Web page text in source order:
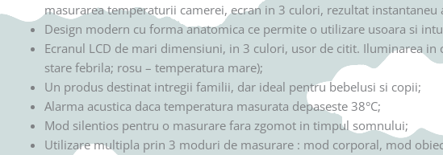
masurarea temperaturii camerei, ecran in 3 culori, rezultat instantaneu
Design modern cu forma anatomica ce permite o utilizare usoara si
Ecranul LCD de mari dimensiuni, in 3 culori, usor de citit. Iluminarea
stare febrila; rosu – temperatura mare);
Un produs destinat intregii familii, dar ideal pentru bebelusi si copii;
Alarma acustica daca temperatura masurata depaseste 38°C;
Mod silentios pentru o masurare fara zgomot in timpul somnului;
Utilizare multipla prin 3 moduri de masurare : mod corporal, mod